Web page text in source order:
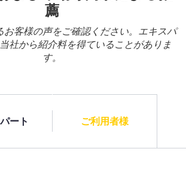
薦
お客様の声をご確認ください。エキスパ
社から紹介料を得ていることがありま
す。
ート ご利用者様